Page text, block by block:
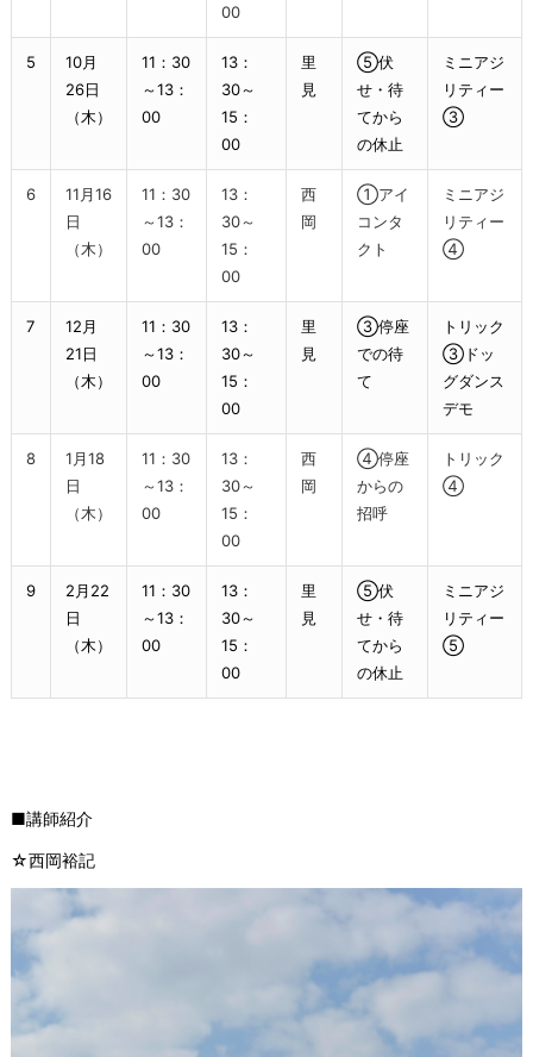
00
5
10月
26日
（木）
11：30
～13：
00
13：
30～
15：
00
里
見
⑤伏
せ・待
てから
の休止
ミニアジ
リティー
③
6
11月16
日
（木）
11：30
～13：
00
13：
30～
15：
00
西
岡
①アイ
コンタ
クト
ミニアジ
リティー
④
7
12月
21日
（木）
11：30
～13：
00
13：
30～
15：
00
里
見
③停座
での待
て
トリック
③ドッ
グダンス
デモ
8
1月18
日
（木）
11：30
～13：
00
13：
30～
15：
00
西
岡
④停座
からの
招呼
トリック
④
9
2月22
日
（木）
11：30
～13：
00
13：
30～
15：
00
里
見
⑤伏
せ・待
てから
の休止
ミニアジ
リティー
⑤
■講師紹介
☆西岡裕記